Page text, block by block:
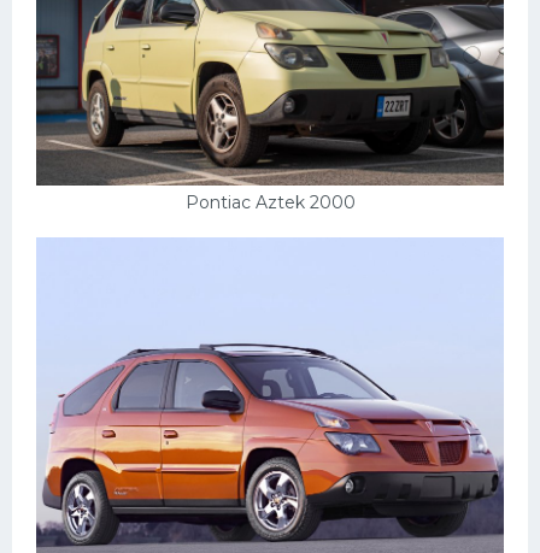
Pontiac Aztek 2000
Скания
Форд
Черри
Джили
Кавасаки
Ситроен
Субару
Опель
Подводные лодки